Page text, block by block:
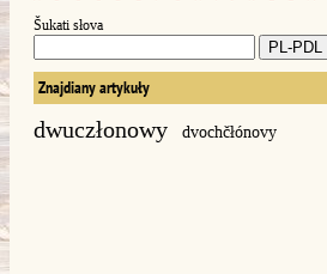
Šukati słova
Znajdiany artykuły
dwuczłonowy dvochčłónovy